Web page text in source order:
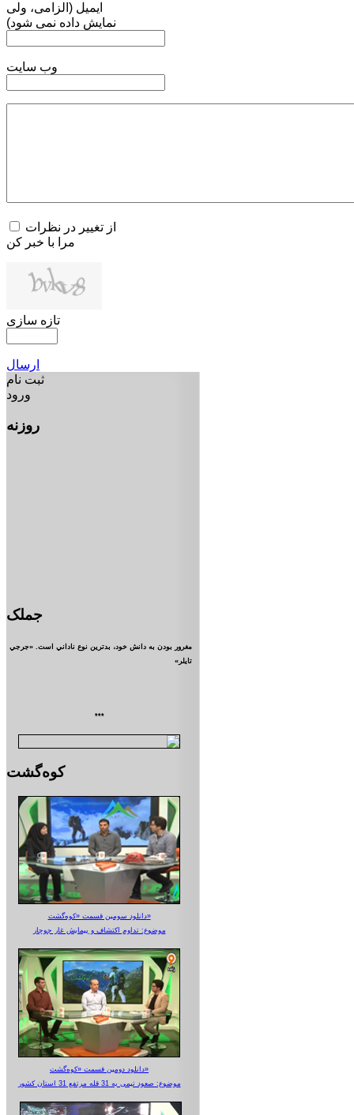
ایمیل (الزامی، ولی
نمایش داده نمی شود)
وب سایت
از تغییر در نظرات
مرا با خبر کن
تازه سازی
ارسال
ثبت نام
ورود
روزنه
جملک
مغرور بودن به دانش خود، بدترين نوع ناداني است. «جرجي
تايلر»
***
کوه‌گشت
دانلود سومین قسمت «کوه‌گشت»
موضوع: تداوم اکتشاف و پیمایش غار جوجار
دانلود دومین قسمت «کوه‌گشت»
موضوع: صعود تیمی به 31 قله مرتفع 31 استان کشور